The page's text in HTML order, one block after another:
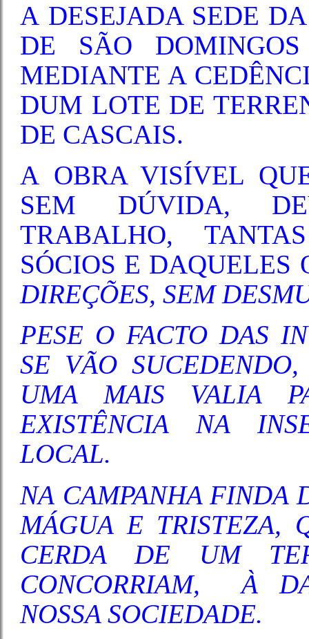
A DESEJADA SEDE
DE SÃO
MEDIANTE A
DUM LOTE DE
DE CASCAIS.
A OBRA VISÍVEL
SEM DÚVIDA,
TRABALHO,
SÓCIOS E DAQUELES
DIREÇÕES, SEM
PESE O FACTO DAS
SE VÃO
UMA MAIS VALIA
EXISTÊNCIA NA
LOCAL.
NA CAMPANHA FINDA
MÁGUA E TRISTEZA,
CERDA DE UM
CONCORRIAM, À
NOSSA SOCIEDADE.